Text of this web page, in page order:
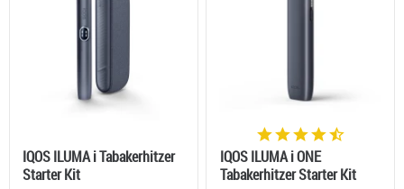
IQOS ILUMA i Tabakerhitzer
Starter Kit
IQOS ILUMA i ONE
Tabakerhitzer Starter Kit